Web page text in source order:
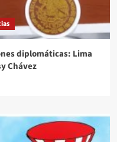
diplomáticas: Lima
Chávez